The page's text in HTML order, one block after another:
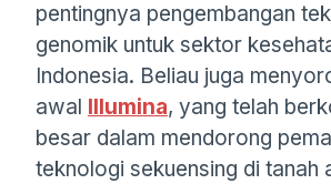
pentingnya pengembangan
genomik untuk sektor
Indonesia. Beliau juga
awal Illumina, yang telah
besar dalam mendorong
teknologi sekuensing di tanah